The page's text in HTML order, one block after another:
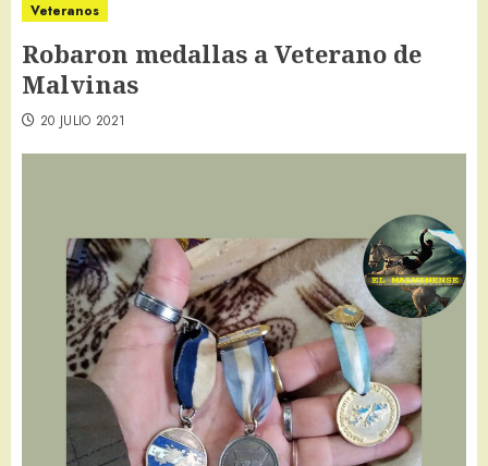
Veteranos
Robaron medallas a Veterano de
Malvinas
20 JULIO 2021